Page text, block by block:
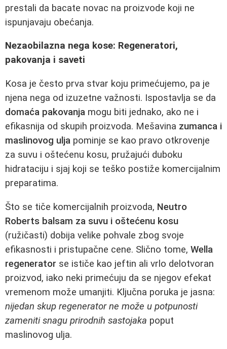
prestali da bacate novac na proizvode koji ne
ispunjavaju obećanja.
Nezaobilazna nega kose: Regeneratori,
pakovanja i saveti
Kosa je često prva stvar koju primećujemo, pa je
njena nega od izuzetne važnosti. Ispostavlja se da
domaća pakovanja mogu biti jednako, ako ne i
efikasnija od skupih proizvoda. Mešavina zumanca i
maslinovog ulja pominje se kao pravo otkrovenje
za suvu i oštećenu kosu, pružajući duboku
hidrataciju i sjaj koji se teško postiže komercijalnim
preparatima.
Što se tiče komercijalnih proizvoda, Neutro
Roberts balsam za suvu i oštećenu kosu
(ružičasti) dobija velike pohvale zbog svoje
efikasnosti i pristupačne cene. Slično tome, Wella
regenerator se ističe kao jeftin ali vrlo delotvoran
proizvod, iako neki primećuju da se njegov efekat
vremenom može umanjiti. Ključna poruka je jasna:
nijedan skup regenerator ne može u potpunosti
zameniti snagu prirodnih sastojaka poput
maslinovog ulja.